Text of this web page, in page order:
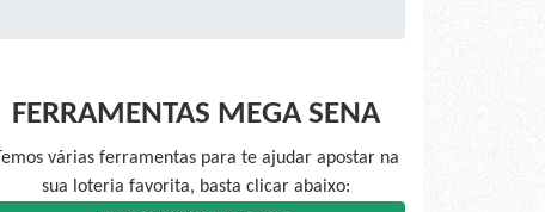
FERRAMENTAS MEGA SENA
Temos várias ferramentas para te ajudar apostar na
sua loteria favorita, basta clicar abaixo: